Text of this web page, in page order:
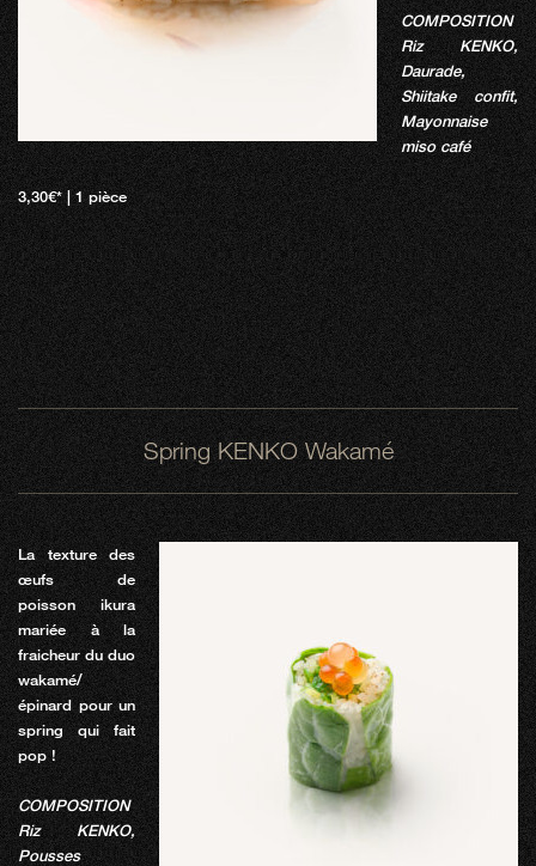
COMPOSITION
Riz KENKO,
Daurade,
Shiitake confit,
Mayonnaise
miso café
3,30€* | 1 pièce
Spring KENKO Wakamé
La texture des
œufs de
poisson ikura
mariée à la
fraicheur du duo
wakamé/
épinard pour un
spring qui fait
pop !
COMPOSITION
Riz KENKO,
Pousses